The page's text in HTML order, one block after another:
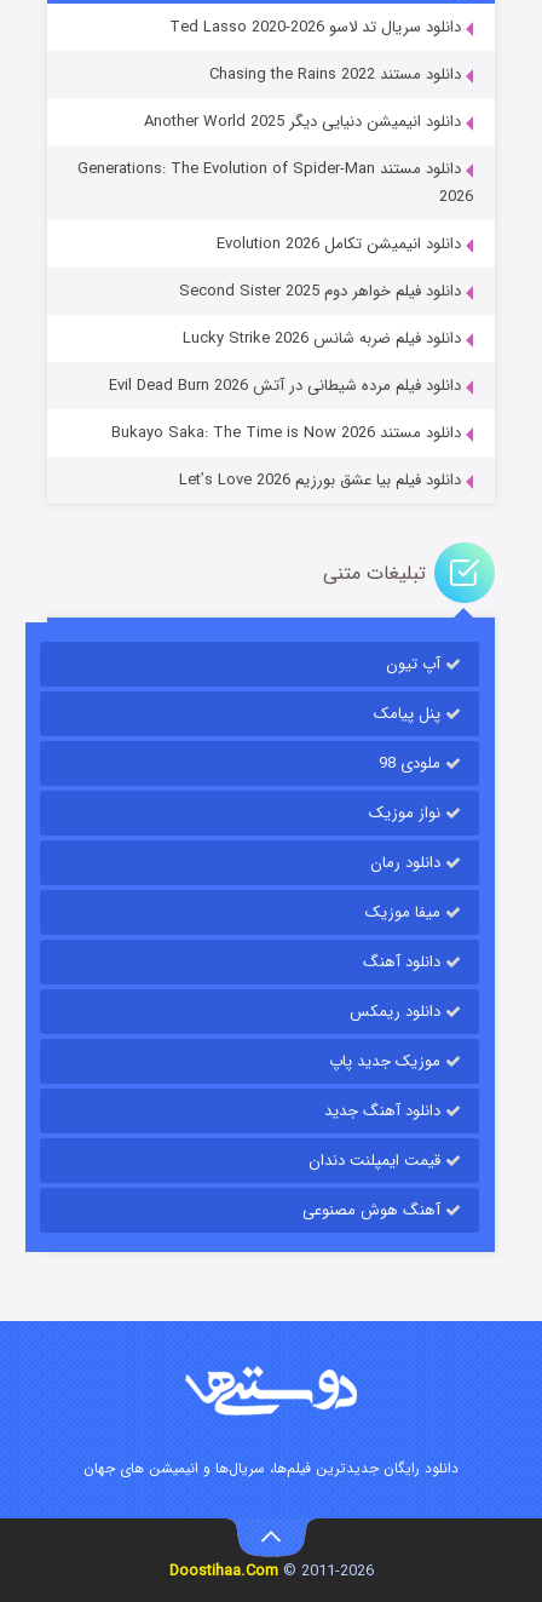
خاندان اژدها فصل ۳
جادوگری در مغولستان
باب اسفنجی فصل ۱۷
قسمت6 (زیرنویس) منتشر شد
قسمت15 (دوبله) منتشر شد
این دریا طغیان خواهد کرد
دانلود سریال تد لاسو Ted Lasso 2020-2026
دانلود مستند Chasing the Rains 2022
دانلود انیمیشن دنیایی دیگر Another World 2025
دانلود مستند Generations: The Evolution of Spider-Man
2026
دانلود انیمیشن تکامل Evolution 2026
دانلود فیلم خواهر دوم Second Sister 2025
دانلود فیلم ضربه شانس Lucky Strike 2026
دانلود فیلم مرده شیطانی در آتش Evil Dead Burn 2026
دانلود مستند Bukayo Saka: The Time is Now 2026
دانلود فیلم بیا عشق بورزیم Let’s Love 2026
تبلیغات متنی
آپ تیون
پنل پیامک
ملودی 98
نواز موزیک
دانلود رمان
میفا موزیک
دانلود آهنگ
دانلود ریمکس
موزیک جدید پاپ
دانلود آهنگ جدید
قیمت ایمپلنت دندان
آهنگ هوش مصنوعی
دانلود رایگان جدیدترین فیلم‌ها، سریال‌ها و انیمیشن های جهان
2011-2026 ©
Doostihaa.Com